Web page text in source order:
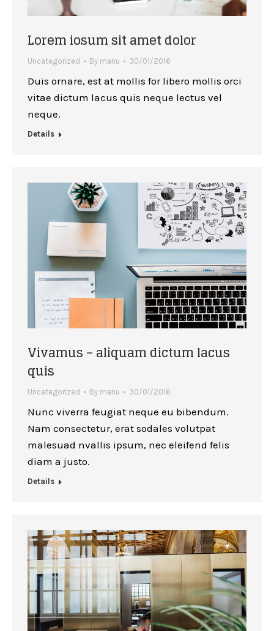
Lorem iosum sit amet dolor
Uncategorized By manu 30/01/2016
Duis ornare, est at mollis for libero mollis orci
vitae dictum lacus quis neque lectus vel
neque.
Details
Vivamus – aliquam dictum lacus
quis
Uncategorized By manu 30/01/2016
Nunc viverra feugiat neque eu bibendum.
Nam consectetur, erat sodales volutpat
malesuad nvallis ipsum, nec eleifend felis
diam a justo.
Details